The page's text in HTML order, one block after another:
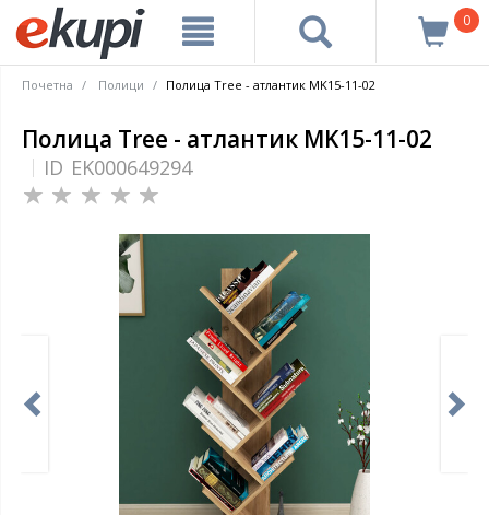
0
Почетна Полици Полица Tree - атлантик MK15-11-02
Полица Tree - атлантик MK15-11-02
ID EK000649294